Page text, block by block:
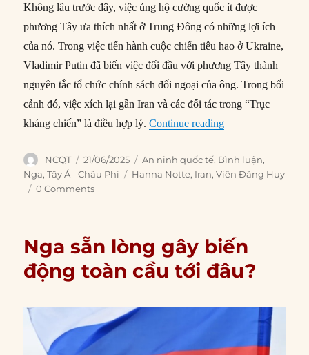
Không lâu trước đây, việc ủng hộ cường quốc ít được
phương Tây ưa thích nhất ở Trung Đông có những lợi ích
của nó. Trong việc tiến hành cuộc chiến tiêu hao ở Ukraine,
Vladimir Putin đã biến việc đối đầu với phương Tây thành
nguyên tắc tổ chức chính sách đối ngoại của ông. Trong bối
cảnh đó, việc xích lại gần Iran và các đối tác trong “Trục
kháng chiến” là điều hợp lý.Continue reading“Tại sao Nga
Author
NCQT
Posted
on
21/06/2025 Categories
An ninh quốc tế, Bình luận,
Nga,Tây Á - Châu Phi Tags
Hanna Notte, Iran,Viên Đăng Huy
0 Comments
Nga sẵn lòng gây biến
động toàn cầu tới đâu?